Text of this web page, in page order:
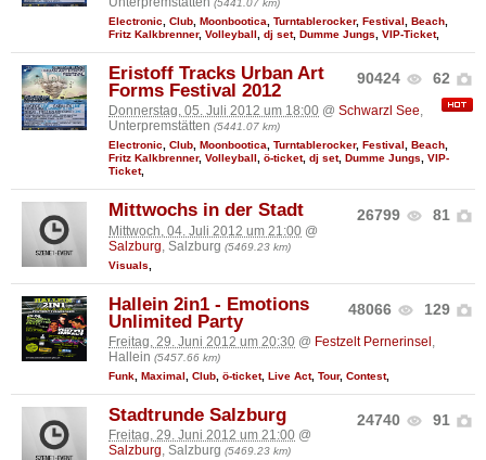
(5441.07 km)
Electronic
Club Moonbootica Turntablerocker, Festival Beach
Fritz Kalkbrenner, Volleyball dj set, Dumme Jungs VIP-Ticket,
90424 62
Eristoff Tracks Urban Art
Forms Festival 2012
Donnerstag, 05. Juli 2012 um 18:00 @ Schwarzl See,
Unterpremstätten (5441.07 km)
Electronic, Club, Moonbootica, Turntablerocker, Festival , Beach,
Fritz Kalkbrenner, Volleyball , ö-ticket, dj set, Dumme Jungs, VIP-
Ticket,
26799 81
Mittwochs in der Stadt
Mittwoch, 04. Juli 2012 um 21:00 @
Salzburg , Salzburg (5469.23 km)
Visuals
48066 129
Hallein 2in1 - Emotions
Unlimited Party
Freitag, 29. Juni 2012 um 20:30 @ Festzelt Pernerinsel ,
Hallein (5457.66 km)
Funk Maximal Club ö-ticket, Live Act, Tour, Contest,
24740 91
Stadtrunde Salzburg
Freitag, 29. Juni 2012 um 21:00 @
Salzburg, Salzburg (5469.23 km)